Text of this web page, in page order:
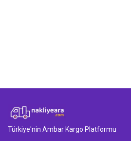
Türkiye'nin Ambar Kargo Platformu